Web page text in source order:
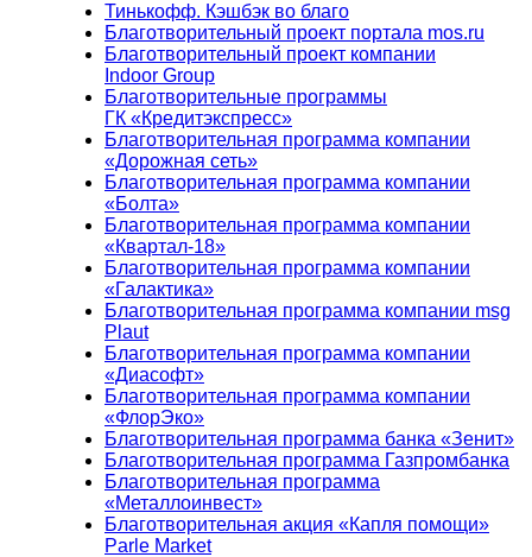
Тинькофф. Кэшбэк во благо
Благотворительный проект портала mos.ru
Благотворительный проект компании
Indoor Group
Благотворительные программы
ГК «Кредитэкспресс»
Благотворительная программа компании
«Дорожная сеть»
Благотворительная программа компании
«Болта»
Благотворительная программа компании
«Квартал-18»
Благотворительная программа компании
«Галактика»
Благотворительная программа компании msg
Plaut
Благотворительная программа компании
«Диасофт»
Благотворительная программа компании
«ФлорЭко»
Благотворительная программа банка «Зенит»
Благотворительная программа Газпромбанка
Благотворительная программа
«Металлоинвест»
Благотворительная акция «Капля помощи»
Parle Market